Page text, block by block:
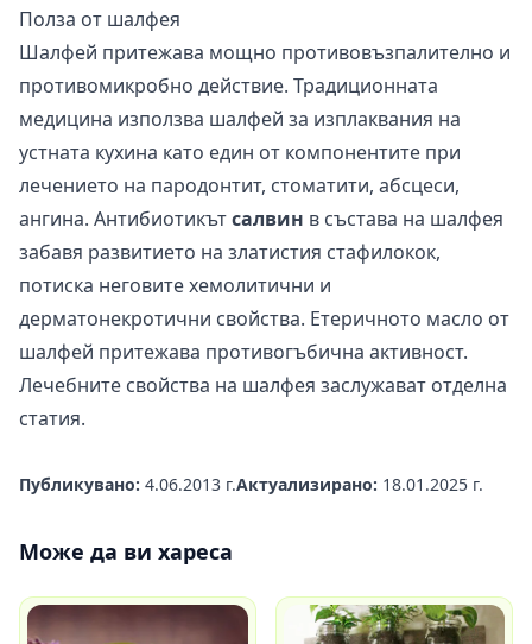
Полза от шалфея
Шалфей притежава мощно противовъзпалително и
противомикробно действие. Традиционната
медицина използва шалфей за изплаквания на
устната кухина като един от компонентите при
лечението на пародонтит, стоматити, абсцеси,
ангина. Антибиотикътсалвин в състава на шалфея
забавя развитието на златистия стафилокок,
потиска неговите хемолитични и
дерматонекротични свойства. Етеричното масло от
шалфей притежава противогъбична активност.
Лечебните свойства на шалфея заслужават отделна
статия.
Публикувано: 4.06.2013 г.Актуализирано: 18.01.2025 г.
Може да ви хареса